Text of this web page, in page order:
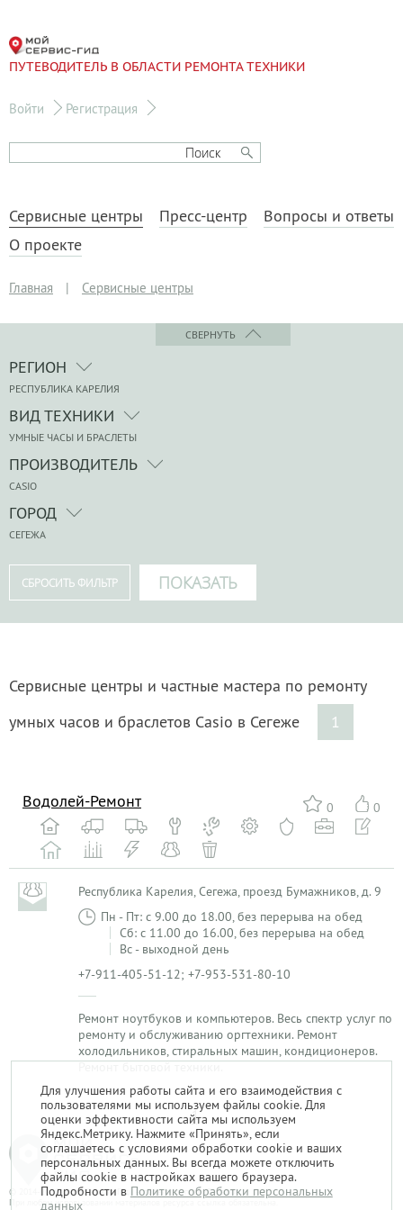
ПУТЕВОДИТЕЛЬ В ОБЛАСТИ РЕМОНТА ТЕХНИКИ
Войти Регистрация
Сервисные центры Пресс-центр
Вопросы и ответы
О проекте
Главная | Сервисные центры
СВЕРНУТЬ
РЕГИОН
РЕСПУБЛИКА КАРЕЛИЯ
ВИД ТЕХНИКИ
УМНЫЕ ЧАСЫ И БРАСЛЕТЫ
ПРОИЗВОДИТЕЛЬ
CASIO
ГОРОД
СЕГЕЖА
Сервисные центры и частные мастера по ремонту
умных часов и браслетов Casio в Сегеже
1
0 0
Водолей-Ремонт
Республика Карелия, Сегежа, проезд Бумажников, д. 9
Пн - Пт: с 9.00 до 18.00, без перерыва на обед
Сб: с 11.00 до 16.00, без перерыва на обед
Вс - выходной день
+7-911-405-51-12; +7-953-531-80-10
Ремонт ноутбуков и компьютеров. Весь спектр услуг по
ремонту и обслуживанию оргтехники. Ремонт
холодильников, стиральных машин, кондиционеров.
Ремонт бытовой техники.
1
© 2014-2026. «Мой Сервис-Гид» – проект группы «Текарт».
При любом использовании материалов ресурса ссылка обязательна.
Для улучшения работы сайта и его взаимодействия с
пользователями мы используем файлы cookie. Для
оценки эффективности сайта мы используем
Яндекс.Метрику. Нажмите «Принять», если
соглашаетесь с условиями обработки cookie и ваших
персональных данных. Вы всегда можете отключить
файлы cookie в настройках вашего браузера.
Подробности в Политике обработки персональных
данных